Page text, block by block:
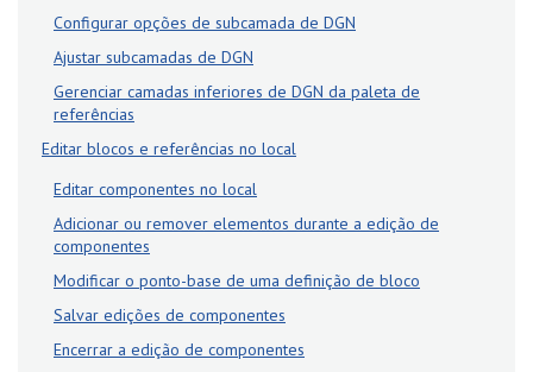
Configurar opções de subcamada de DGN
Ajustar subcamadas de DGN
Gerenciar camadas inferiores de DGN da paleta de
referências
Editar blocos e referências no local
Editar componentes no local
Adicionar ou remover elementos durante a edição de
componentes
Modificar o ponto-base de uma definição de bloco
Salvar edições de componentes
Encerrar a edição de componentes